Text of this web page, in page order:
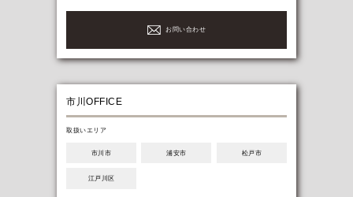
お問い合わせ
市川OFFICE
取扱いエリア
市川市 浦安市 松戸市
江戸川区